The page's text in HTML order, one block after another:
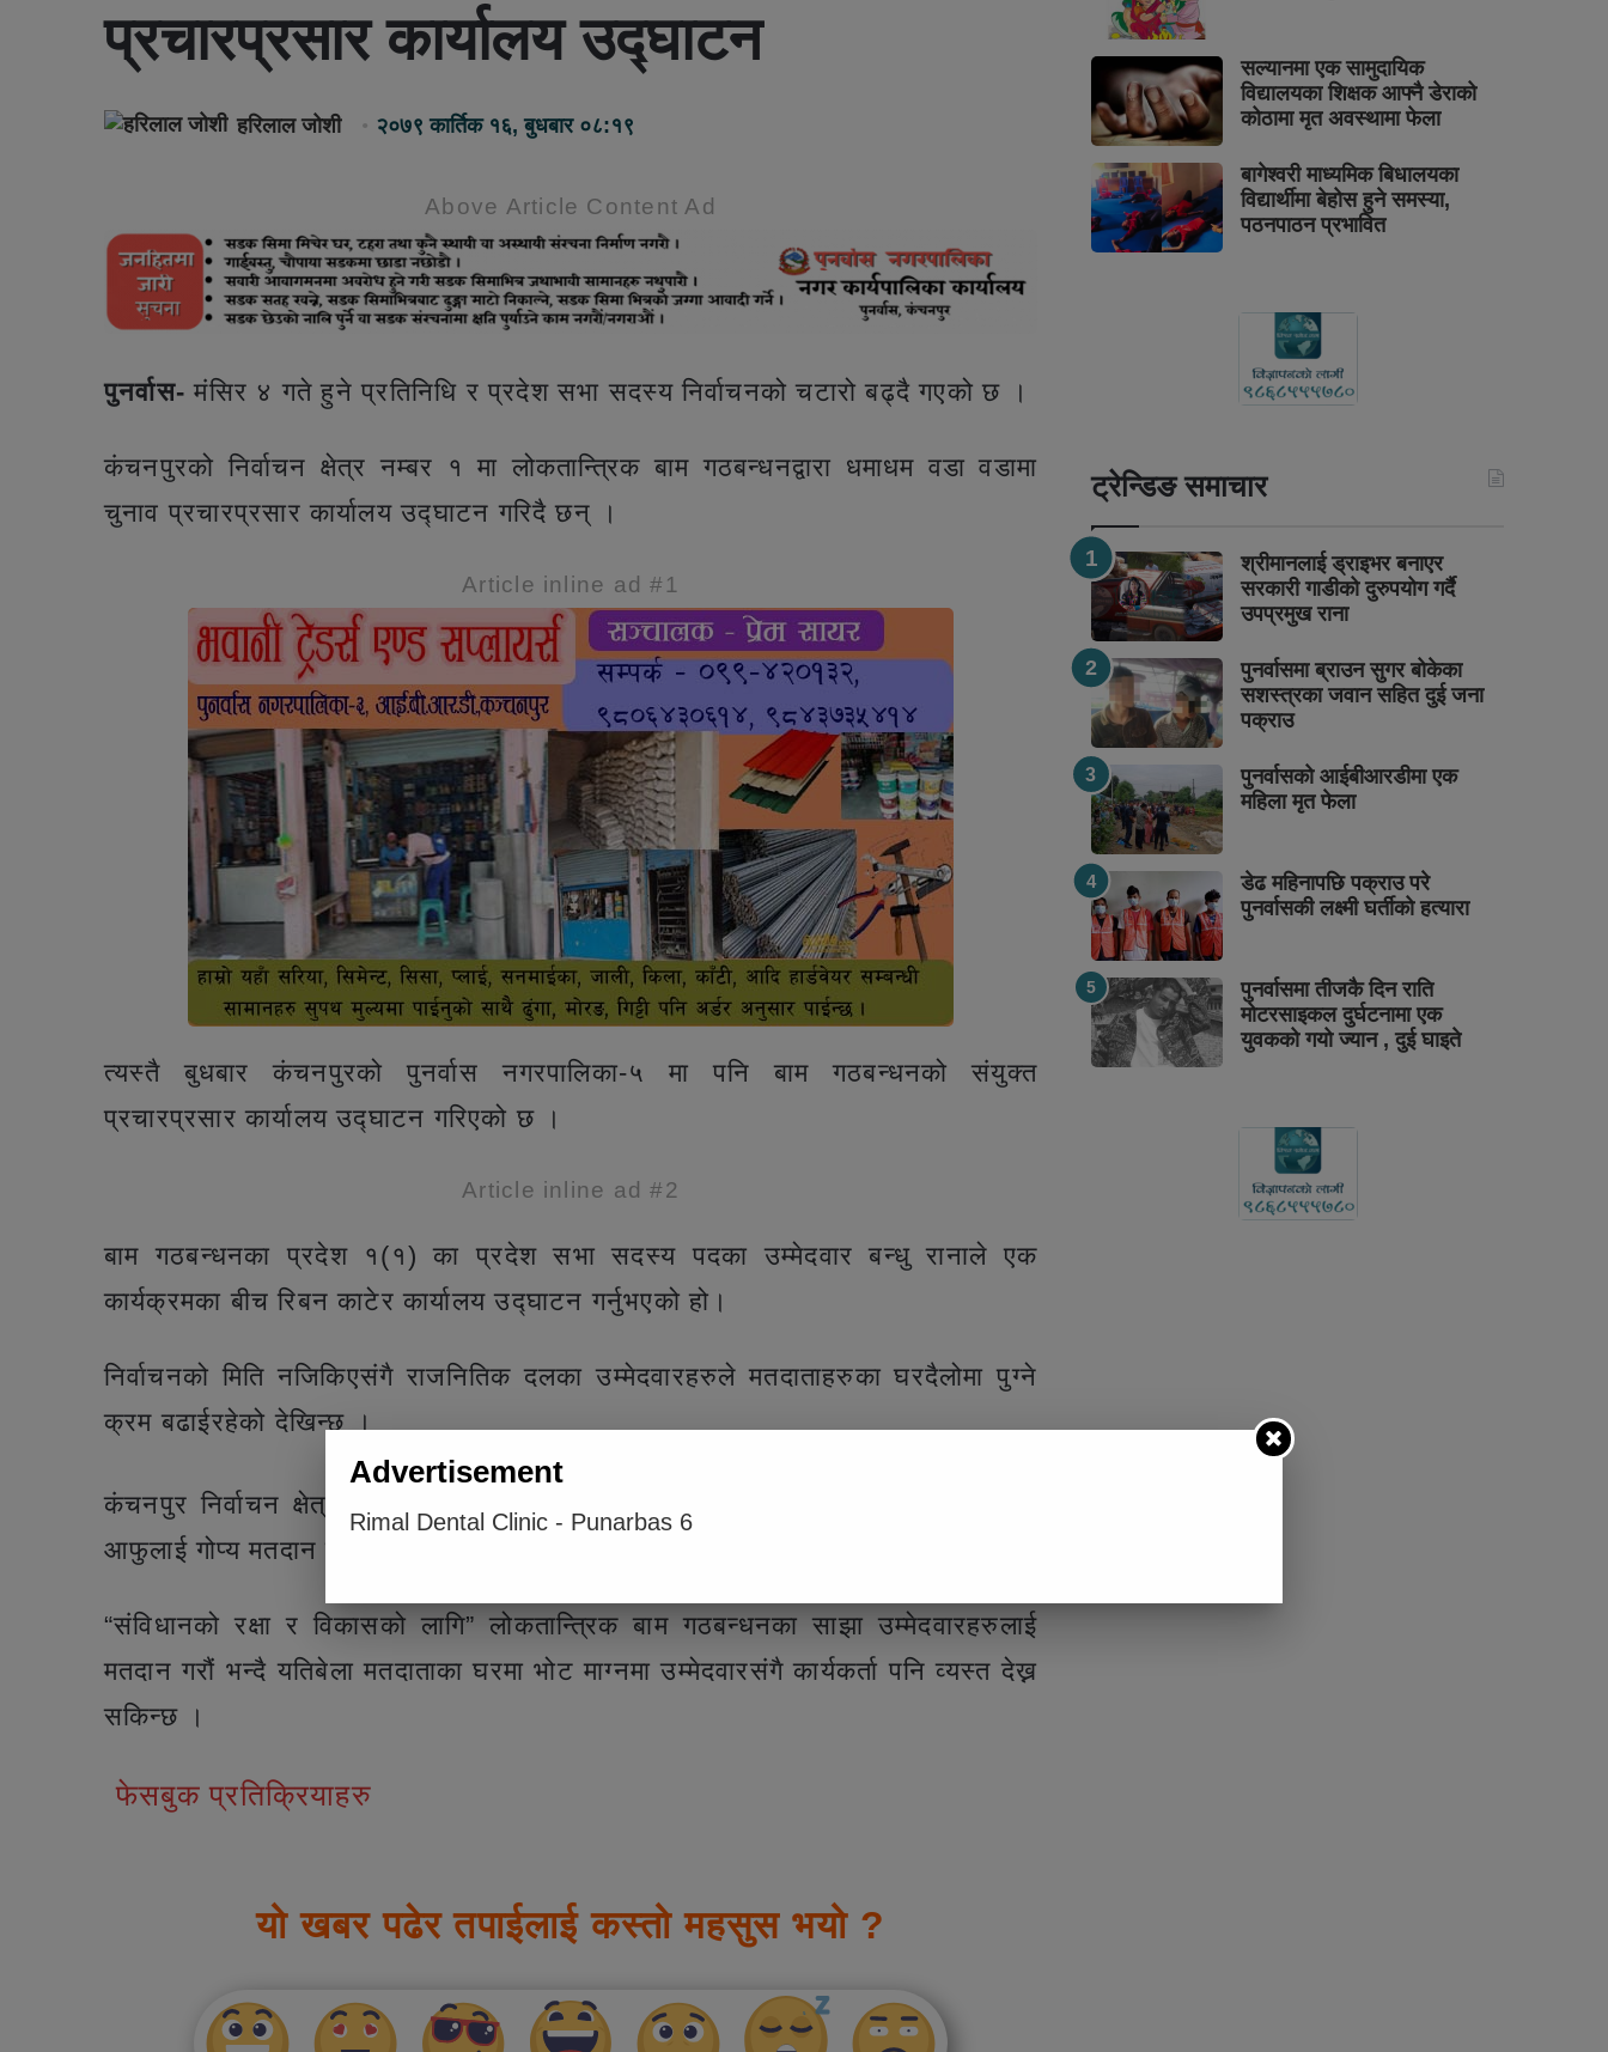
प्रचारप्रसार कार्यालय उद्घाटन
हरिलाल जोशी २०७९ कार्तिक १६, बुधबार ०८:१९
Above Article Content Ad
पुनर्वास- मंसिर ४ गते हुने प्रतिनिधि र प्रदेश सभा सदस्य निर्वाचनको चटारो बढ्दै गएको छ ।
कंचनपुरको निर्वाचन क्षेत्र नम्बर १ मा लोकतान्त्रिक बाम गठबन्धनद्वारा धमाधम वडा वडामा
चुनाव प्रचारप्रसार कार्यालय उद्घाटन गरिदै छन् ।
Article inline ad #1
त्यस्तै बुधबार कंचनपुरको पुनर्वास नगरपालिका-५ मा पनि बाम गठबन्धनको संयुक्त
प्रचारप्रसार कार्यालय उद्घाटन गरिएको छ ।
Article inline ad #2
बाम गठबन्धनका प्रदेश १(१) का प्रदेश सभा सदस्य पदका उम्मेदवार बन्धु रानाले एक
कार्यक्रमका बीच रिबन काटेर कार्यालय उद्घाटन गर्नुभएको हो।
निर्वाचनको मिति नजिकिएसंगै राजनितिक दलका उम्मेदवारहरुले मतदाताहरुका घरदैलोमा पुग्ने
क्रम बढाईरहेको देखिन्छ ।
कंचनपुर निर्वाचन क्षेत्र नम्बर १ मा बाम गठबन्धनका उम्मेदवारहरु मतदाताका घरघरमा पुगी
आफुलाई गोप्य मतदान दिई विजयी गराईदिन अनुरोध गरिरहेका छन् ।
“संविधानको रक्षा र विकासको लागि” लोकतान्त्रिक बाम गठबन्धनका साझा उम्मेदवारहरुलाई
मतदान गरौं भन्दै यतिबेला मतदाताका घरमा भोट माग्नमा उम्मेदवारसंगै कार्यकर्ता पनि व्यस्त देख्न
सकिन्छ ।
फेसबुक प्रतिक्रियाहरु
यो खबर पढेर तपाईलाई कस्तो महसुस भयो ?
सल्यानमा एक सामुदायिक
विद्यालयका शिक्षक आफ्नै डेराको
कोठामा मृत अवस्थामा फेला
बागेश्वरी माध्यमिक बिधालयका
विद्यार्थीमा बेहोस हुने समस्या,
पठनपाठन प्रभावित
ट्रेन्डिङ समाचार
श्रीमानलाई ड्राइभर बनाएर
सरकारी गाडीको दुरुपयोग गर्दै
उपप्रमुख राना
पुनर्वासमा ब्राउन सुगर बोकेका
सशस्त्रका जवान सहित दुई जना
पक्राउ
पुनर्वासको आईबीआरडीमा एक
महिला मृत फेला
डेढ महिनापछि पक्राउ परे
पुनर्वासकी लक्ष्मी घर्तीको हत्यारा
पुनर्वासमा तीजकै दिन राति
मोटरसाइकल दुर्घटनामा एक
युवकको गयो ज्यान , दुई घाइते
Advertisement
Rimal Dental Clinic - Punarbas 6